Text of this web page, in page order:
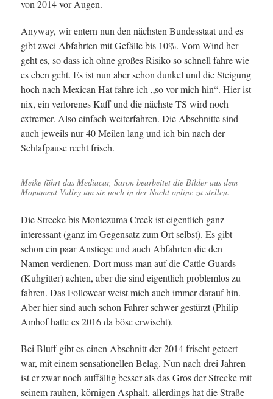
von 2014 vor Augen.
Anyway, wir entern nun den nächsten Bundesstaat und es
gibt zwei Abfahrten mit Gefälle bis 10%. Vom Wind her
geht es, so dass ich ohne großes Risiko so schnell fahre wie
es eben geht. Es ist nun aber schon dunkel und die Steigung
hoch nach Mexican Hat fahre ich „so vor mich hin“. Hier ist
nix, ein verlorenes Kaff und die nächste TS wird noch
extremer. Also einfach weiterfahren. Die Abschnitte sind
auch jeweils nur 40 Meilen lang und ich bin nach der
Schlafpause recht frisch.
Meike fährt das Mediacar, Saron bearbeitet die Bilder aus dem
Monument Valley um sie noch in der Nacht online zu stellen.
Die Strecke bis Montezuma Creek ist eigentlich ganz
interessant (ganz im Gegensatz zum Ort selbst). Es gibt
schon ein paar Anstiege und auch Abfahrten die den
Namen verdienen. Dort muss man auf die Cattle Guards
(Kuhgitter) achten, aber die sind eigentlich problemlos zu
fahren. Das Followcar weist mich auch immer darauf hin.
Aber hier sind auch schon Fahrer schwer gestürzt (Philip
Amhof hatte es 2016 da böse erwischt).
Bei Bluff gibt es einen Abschnitt der 2014 frischt geteert
war, mit einem sensationellen Belag. Nun nach drei Jahren
ist er zwar noch auffällig besser als das Gros der Strecke mit
seinem rauhen, körnigen Asphalt, allerdings hat die Straße